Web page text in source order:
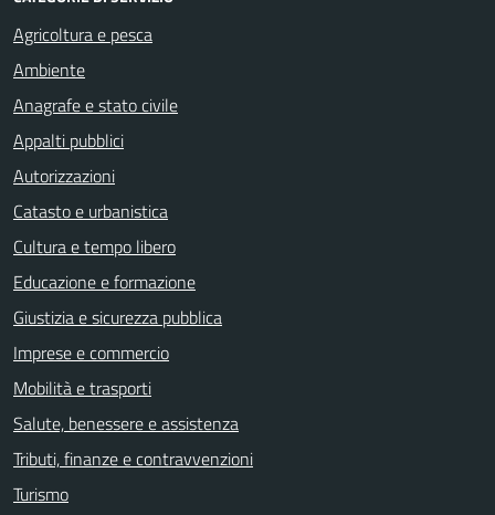
Agricoltura e pesca
Ambiente
Anagrafe e stato civile
Appalti pubblici
Autorizzazioni
Catasto e urbanistica
Cultura e tempo libero
Educazione e formazione
Giustizia e sicurezza pubblica
Imprese e commercio
Mobilità e trasporti
Salute, benessere e assistenza
Tributi, finanze e contravvenzioni
Turismo